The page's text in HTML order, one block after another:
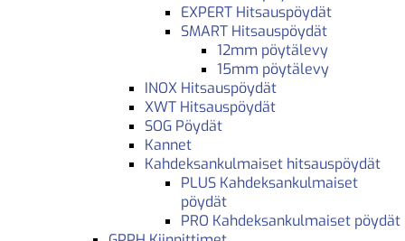
EXPERT Hitsauspöydät
SMART Hitsauspöydät
12mm pöytälevy
15mm pöytälevy
INOX Hitsauspöydät
XWT Hitsauspöydät
SOG Pöydät
Kannet
Kahdeksankulmaiset hitsauspöydät
PLUS Kahdeksankulmaiset
pöydät
PRO Kahdeksankulmaiset pöydät